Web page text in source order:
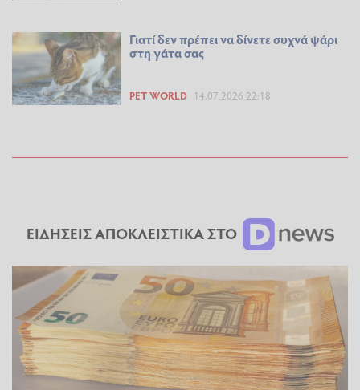
Γιατί δεν πρέπει να δίνετε συχνά ψάρι
στη γάτα σας
PET WORLD 14.07.2026 22:18
ΕΙΔΗΣΕΙΣ ΑΠΟΚΛΕΙΣΤΙΚΑ ΣΤΟ